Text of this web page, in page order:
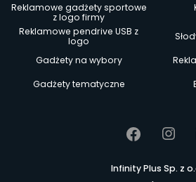
Reklamowe gadżety sportowe
z logo firmy
Reklamowe pendrive USB z
logo
Gadżety na wybory
Gadżety tematyczne
Infinity Plus Sp. z